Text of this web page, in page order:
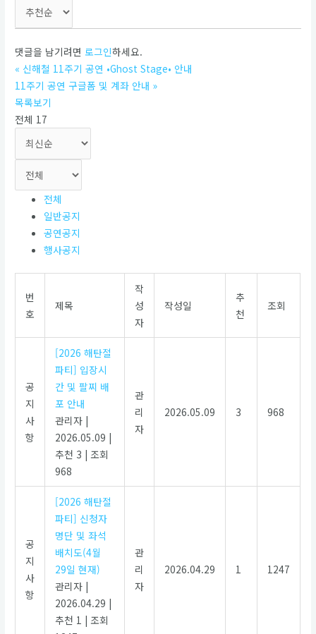
댓글을 남기려면 로그인하세요.
« 신해철 11주기 공연 •Ghost Stage• 안내
11주기 공연 구글폼 및 계좌 안내 »
목록보기
전체 17
전체
일반공지
공연공지
행사공지
번
호
제목
작
성
자
작성일
추
천
조회
공
지
사
항
[2026 해탄절
파티] 입장시
간 및 팔찌 배
포 안내
관리자 |
2026.05.09 |
추천 3 | 조회
968
관
리
자
2026.05.09 3 968
공
지
사
항
[2026 해탄절
파티] 신청자
명단 및 좌석
배치도(4월
29일 현재)
관리자 |
2026.04.29 |
추천 1 | 조회
관
리
자
2026.04.29 1 1247